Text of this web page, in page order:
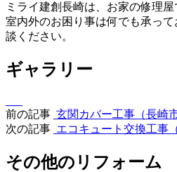
ミライ建創長崎は、お家の修理屋
室内外のお困り事は何でも承っ
談ください。
ギャラリー
前の記事 玄関カバー工事（長崎
次の記事 エコキュート交換工事
その他のリフォーム